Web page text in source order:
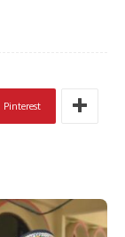
Pinterest